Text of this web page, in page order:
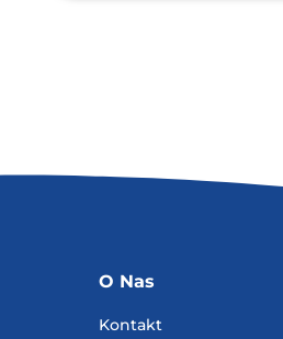
O Nas
Kontakt